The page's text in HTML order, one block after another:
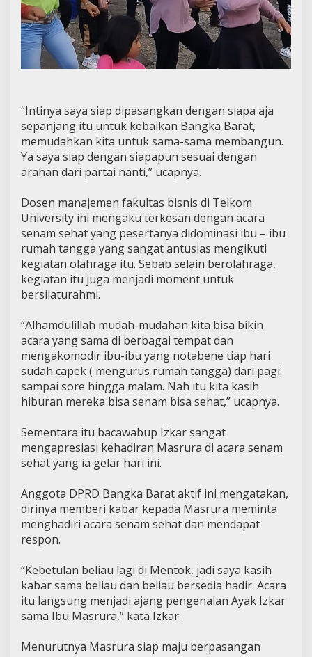
“Intinya saya siap dipasangkan dengan siapa aja
sepanjang itu untuk kebaikan Bangka Barat,
memudahkan kita untuk sama-sama membangun.
Ya saya siap dengan siapapun sesuai dengan
arahan dari partai nanti,” ucapnya.
Dosen manajemen fakultas bisnis di Telkom
University ini mengaku terkesan dengan acara
senam sehat yang pesertanya didominasi ibu – ibu
rumah tangga yang sangat antusias mengikuti
kegiatan olahraga itu. Sebab selain berolahraga,
kegiatan itu juga menjadi moment untuk
bersilaturahmi.
“Alhamdulillah mudah-mudahan kita bisa bikin
acara yang sama di berbagai tempat dan
mengakomodir ibu-ibu yang notabene tiap hari
sudah capek ( mengurus rumah tangga) dari pagi
sampai sore hingga malam. Nah itu kita kasih
hiburan mereka bisa senam bisa sehat,” ucapnya.
Sementara itu bacawabup Izkar sangat
mengapresiasi kehadiran Masrura di acara senam
sehat yang ia gelar hari ini.
Anggota DPRD Bangka Barat aktif ini mengatakan,
dirinya memberi kabar kepada Masrura meminta
menghadiri acara senam sehat dan mendapat
respon.
“Kebetulan beliau lagi di Mentok, jadi saya kasih
kabar sama beliau dan beliau bersedia hadir. Acara
itu langsung menjadi ajang pengenalan Ayak Izkar
sama Ibu Masrura,” kata Izkar.
Menurutnya Masrura siap maju berpasangan